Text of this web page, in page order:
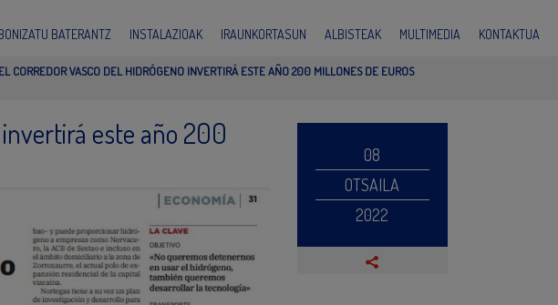
BATERANTZ INSTALAZIOAK IRAUNKORTASUN ALBISTEAK MULTIMEDIA KONTAKTUA
EL CORREDOR VASCO DEL HIDRÓGENO INVERTIRÁ ESTE AÑO 200 MILLONES DE EUROS
este año 200
08
OTSAILA
2022